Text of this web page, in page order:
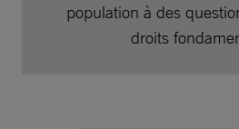
population à des
droits